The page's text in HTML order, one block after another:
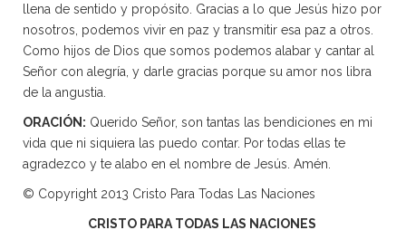
llena de sentido y propósito. Gracias a lo que Jesús hizo por
nosotros, podemos vivir en paz y transmitir esa paz a otros.
Como hijos de Dios que somos podemos alabar y cantar al
Señor con alegría, y darle gracias porque su amor nos libra
de la angustia.
ORACIÓN: Querido Señor, son tantas las bendiciones en mi
vida que ni siquiera las puedo contar. Por todas ellas te
agradezco y te alabo en el nombre de Jesús. Amén.
© Copyright 2013 Cristo Para Todas Las Naciones
CRISTO PARA TODAS LAS NACIONES